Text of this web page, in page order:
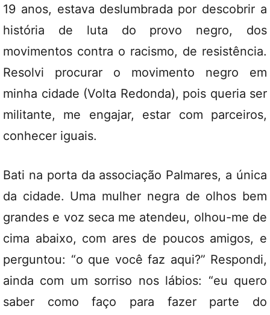
19 anos, estava deslumbrada por descobrir a
história de luta do provo negro, dos
movimentos contra o racismo, de resistência.
Resolvi procurar o movimento negro em
minha cidade (Volta Redonda), pois queria ser
militante, me engajar, estar com parceiros,
conhecer iguais.
Bati na porta da associação Palmares, a única
da cidade. Uma mulher negra de olhos bem
grandes e voz seca me atendeu, olhou-me de
cima abaixo, com ares de poucos amigos, e
perguntou: “o que você faz aqui?” Respondi,
ainda com um sorriso nos lábios: “eu quero
saber como faço para fazer parte do